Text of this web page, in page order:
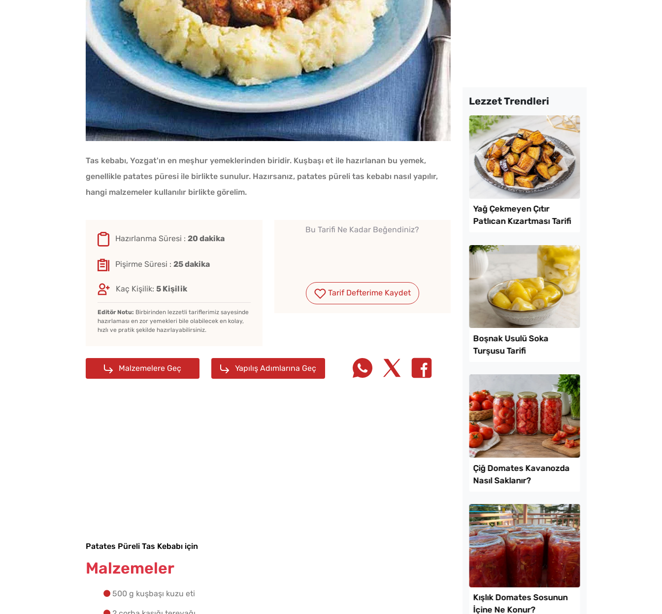
Tas kebabı, Yozgat'ın en meşhur yemeklerinden biridir. Kuşbaşı et ile hazırlanan bu yemek,
genellikle patates püresi ile birlikte sunulur. Hazırsanız, patates püreli tas kebabı nasıl yapılır,
hangi malzemeler kullanılır birlikte görelim.
Hazırlanma Süresi : 20 dakika
Pişirme Süresi : 25 dakika
Kaç Kişilik: 5 Kişilik
Editör Notu: Birbirinden lezzetli tariflerimiz sayesinde
hazırlaması en zor yemekleri bile olabilecek en kolay,
hızlı ve pratik şekilde hazırlayabilirsiniz.
Bu Tarifi Ne Kadar Beğendiniz?
Tarif Defterime Kaydet
Malzemelere Geç Yapılış Adımlarına Geç
Lezzet Trendleri
Mayalandırılır? Lezzetinde Borcam Tatlısı
Tarifi
Yağ Çekmeyen Çıtır
Patlıcan Kızartması Tarifi
Turşusu Tarifi Kaç Yıl Dayanır?
Patates Püreli Tas Kebabı için
Malzemeler
500 g kuşbaşı kuzu eti